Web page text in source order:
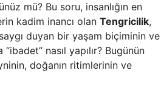
mü? Bu soru, insanlığın en
kadim inancı olan Tengricilik,
duyan bir yaşam biçiminin ve
nasıl yapılır? Bugünün
doğanın ritimlerinin ve